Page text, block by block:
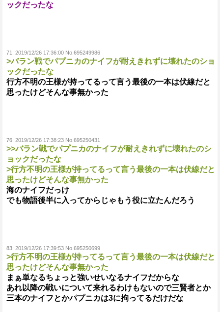
ックだったな
71: 2019/12/26 17:36:00 No.695249986
>バラン戦でパプニカのナイフが耐えきれずに壊れたのショ
ックだったな
行方不明の王様が持ってるって言う最後の一本は伏線だと
思ったけどそんな事無かった
76: 2019/12/26 17:38:23 No.695250431
>>バラン戦でパプニカのナイフが耐えきれずに壊れたのシ
ョックだったな
>行方不明の王様が持ってるって言う最後の一本は伏線だと
思ったけどそんな事無かった
海のナイフだっけ
でも物語後半に入ってからじゃもう役に立たんだろう
83: 2019/12/26 17:39:53 No.695250699
>行方不明の王様が持ってるって言う最後の一本は伏線だと
思ったけどそんな事無かった
まぁ単なるちょっと強いせいなるナイフだからな
あれ以降の戦いについて来れるわけもないので三賢者とか
三本のナイフとかパプニカは3に拘ってるだけだな